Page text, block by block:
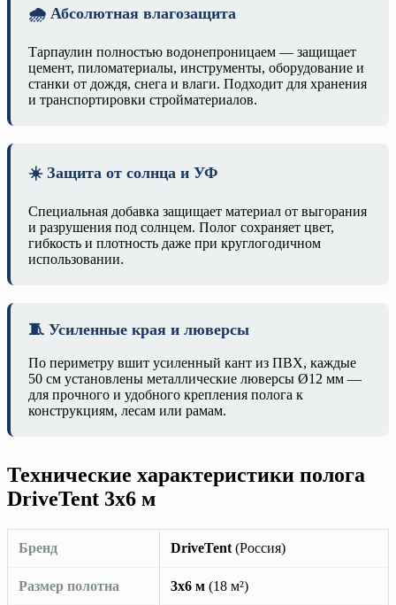
🌧️ Абсолютная влагозащита
Тарпаулин полностью водонепроницаем — защищает
цемент, пиломатериалы, инструменты, оборудование и
станки от дождя, снега и влаги. Подходит для хранения
и транспортировки стройматериалов.
☀️ Защита от солнца и УФ
Специальная добавка защищает материал от выгорания
и разрушения под солнцем. Полог сохраняет цвет,
гибкость и плотность даже при круглогодичном
использовании.
🧵 Усиленные края и люверсы
По периметру вшит усиленный кант из ПВХ, каждые
50 см установлены металлические люверсы Ø12 мм —
для прочного и удобного крепления полога к
конструкциям, лесам или рамам.
Технические характеристики полога
DriveTent 3х6 м
Бренд DriveTent (Россия)
Размер полотна 3х6 м (18 м²)